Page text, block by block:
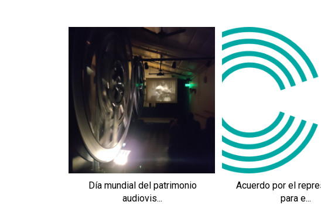
Día mundial del patrimonio
audiovis...
Acuerdo por el
para e...